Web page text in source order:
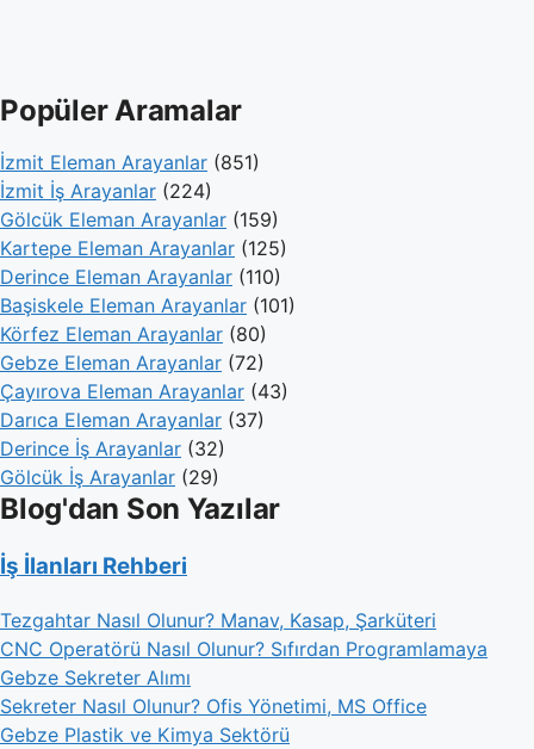
Popüler Aramalar
İzmit Eleman Arayanlar (851)
İzmit İş Arayanlar (224)
Gölcük Eleman Arayanlar (159)
Kartepe Eleman Arayanlar (125)
Derince Eleman Arayanlar (110)
Başiskele Eleman Arayanlar (101)
Körfez Eleman Arayanlar (80)
Gebze Eleman Arayanlar (72)
Çayırova Eleman Arayanlar (43)
Darıca Eleman Arayanlar (37)
Derince İş Arayanlar (32)
Gölcük İş Arayanlar (29)
Blog'dan Son Yazılar
İş İlanları Rehberi
Tezgahtar Nasıl Olunur? Manav, Kasap, Şarküteri
CNC Operatörü Nasıl Olunur? Sıfırdan Programlamaya
Gebze Sekreter Alımı
Sekreter Nasıl Olunur? Ofis Yönetimi, MS Office
Gebze Plastik ve Kimya Sektörü